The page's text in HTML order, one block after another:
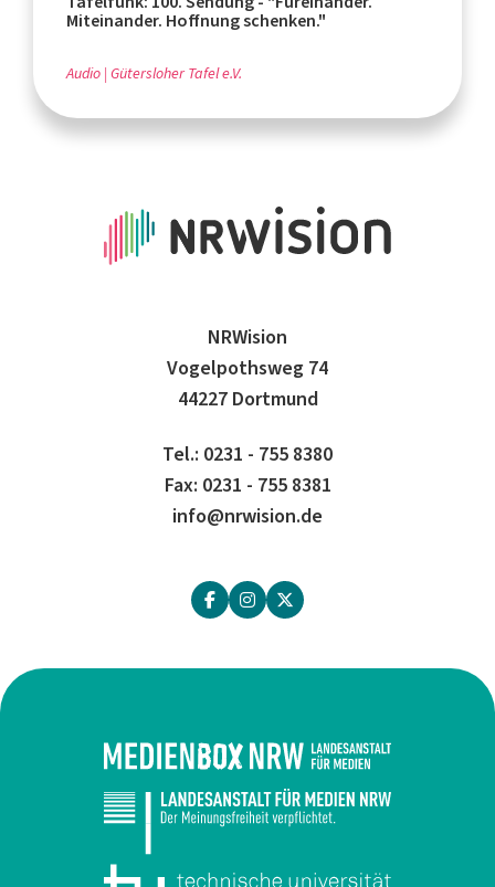
Miteinander. Hoffnung schenken."
Audio Gütersloher Tafel e.V.
NRWision
Vogelpothsweg 74
44227 Dortmund
Tel.: 0231 - 755 8380
Fax: 0231 - 755 8381
info@nrwision.de